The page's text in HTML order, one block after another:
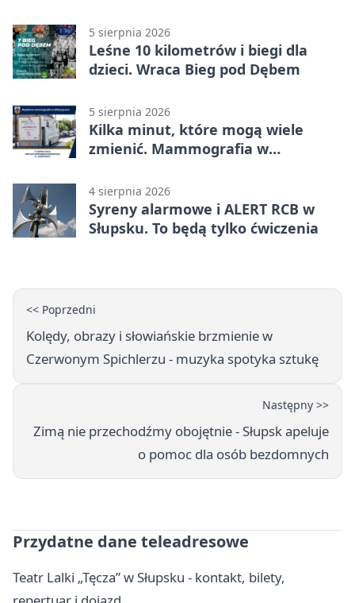
5 sierpnia 2026
Leśne 10 kilometrów i biegi dla
dzieci. Wraca Bieg pod Dębem
5 sierpnia 2026
Kilka minut, które mogą wiele
zmienić. Mammografia w
4 sierpnia 2026
Syreny alarmowe i ALERT RCB w
Słupsku. To będą tylko ćwiczenia
<< Poprzedni
Kolędy, obrazy i słowiańskie brzmienie w
Czerwonym Spichlerzu - muzyka spotyka sztukę
Następny >>
Zimą nie przechodźmy obojętnie - Słupsk apeluje
o pomoc dla osób bezdomnych
Przydatne dane teleadresowe
Teatr Lalki „Tęcza” w Słupsku - kontakt, bilety,